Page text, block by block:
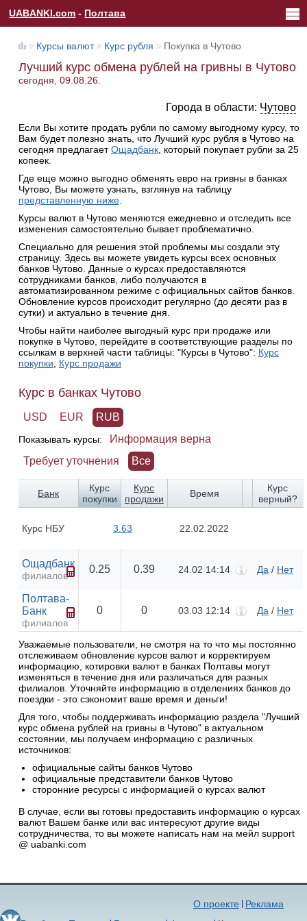
UABANKI.com - Полтава
Курсы валют Курс рубля Покупка в Чутово
Лучший курс обмена рублей на гривны в Чутово
сегодня, 09.08.26.
Города в области: Чутово
Если Вы хотите продать рубли по самому выгодному курсу, то
Вам будет полезно знать, что Лучший курс рубля в Чутово на
сегодня предлагаетОщадбанк, который покупает рубли за 25
копеек.
Где еще можно выгодно обменять евро на гривны в банках
Чутово, Вы можете узнать, взглянув на таблицу
представленную ниже.
Курсы валют в Чутово меняются ежедневно и отследить все
изменения самостоятельно бывает проблематично.
Специально для решения этой проблемы мы создали эту
страницу. Здесь вы можете увидеть курсы всех основных
банков Чутово. Данные о курсах предоставляются
сотрудниками банков, либо получаются в
автоматизированном режиме с официальных сайтов банков.
Обновление курсов происходит регулярно (до десяти раз в
сутки) и актуально в течение дня.
Чтобы найти наиболее выгодный курс при продаже или
покупке в Чутово, перейдите в соответствующие разделы по
ссылкам в верхней части таблицы: "Курсы в Чутово": Курс
покупки
Курс продажи
Курс в банках Чутово
USD EUR RUB
Показывать курсы:
Информация верна
Требует уточнения
Все
Банк
Курс
покупки
Курс
продажи
Время
Курс
верный?
Курс НБУ 3.63 22.02.2022
Ощадбанк
филиалов
0.25 0.39 24.02 14:14 Да / Нет
Полтава-
Банк
филиалов
0 0 03.03 12:14 Да / Нет
Уважаемые пользователи, не смотря на то что мы постоянно
отслеживаем обновление курсов валют и корректируем
информацию, котировки валют в банках Полтавы могут
изменяться в течение дня или различаться для разных
филиалов. Уточняйте информацию в отделениях банков до
поездки - это сэкономит ваше время и деньги!
Для того, чтобы поддерживать информацию раздела "Лучший
курс обмена рублей на гривны в Чутово" в актуальном
состоянии, мы получаем информацию с различных
источников:
официальные сайты банков Чутово
официальные представители банков Чутово
сторонние ресурсы с информацией о курсах валют
В случае, если вы готовы предоставить информацию о курсах
валют Вашем банке или вас интересуют другие виды
сотрудничества, то вы можете написать нам на мейл support
@ uabanki.com
Реклама
О проекте